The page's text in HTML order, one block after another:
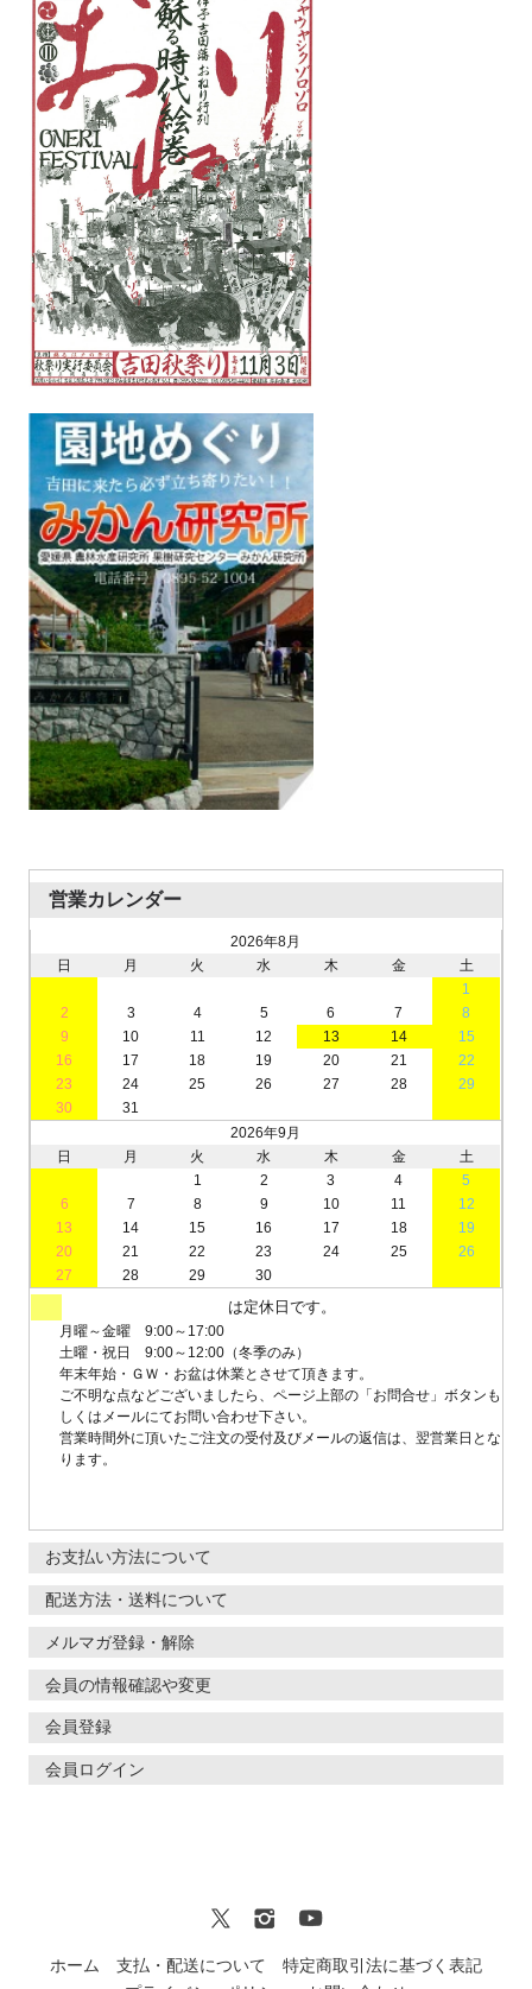
営業カレンダー
2026年8月
日
月 火 水 木 金
土
1
2
3 4 5 6 7
8
9
10 11 12 13 14
15
16
17 18 19 20 21
22
23
24 25 26 27 28
29
30
31
2026年9月
日
月 火 水 木 金
土
1
2 3 4
5
6
7 8 9 10 11
12
13
14 15 16 17 18
19
20
21 22 23 24 25
26
27
28 29 30
は定休日です。
月曜～金曜 9:00～17:00
土曜・祝日 9:00～12:00（冬季のみ）
年末年始・ＧＷ・お盆は休業とさせて頂きます。
ご不明な点などございましたら、ページ上部の「お問合せ」ボタンも
しくはメールにてお問い合わせ下さい。
営業時間外に頂いたご注文の受付及びメールの返信は、翌営業日とな
ります。
お支払い方法について
配送方法・送料について
メルマガ登録・解除
会員の情報確認や変更
会員登録
会員ログイン
ホーム 支払・配送について
特定商取引法に基づく表記